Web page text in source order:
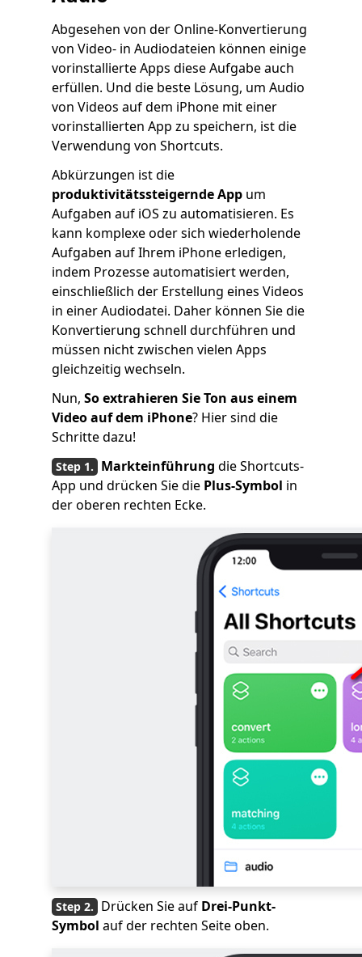
Abgesehen von der Online-Konvertierung
von Video- in Audiodateien können einige
vorinstallierte Apps diese Aufgabe auch
erfüllen. Und die beste Lösung, um Audio
von Videos auf dem iPhone mit einer
vorinstallierten App zu speichern, ist die
Verwendung von Shortcuts.
Abkürzungen ist die
produktivitätssteigernde App um
Aufgaben auf iOS zu automatisieren. Es
kann komplexe oder sich wiederholende
Aufgaben auf Ihrem iPhone erledigen,
indem Prozesse automatisiert werden,
einschließlich der Erstellung eines Videos
in einer Audiodatei. Daher können Sie die
Konvertierung schnell durchführen und
müssen nicht zwischen vielen Apps
gleichzeitig wechseln.
Nun, So extrahieren Sie Ton aus einem
Video auf dem iPhone? Hier sind die
Schritte dazu!
Markteinführung die Shortcuts-
App und drücken Sie die Plus-Symbol in
der oberen rechten Ecke.
Drücken Sie auf Drei-Punkt-
Symbol auf der rechten Seite oben.